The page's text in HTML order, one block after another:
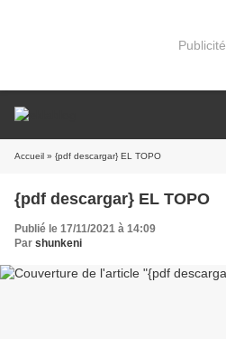
Publicité
Accueil » {pdf descargar} EL TOPO
{pdf descargar} EL TOPO
Publié le 17/11/2021 à 14:09
Par shunkeni